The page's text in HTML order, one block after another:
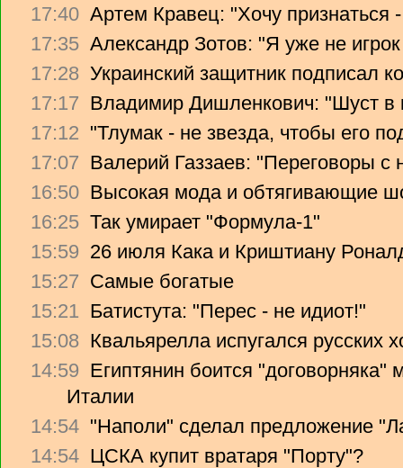
17:40 Артем Кравец: "Хочу признаться
17:35 Александр Зотов: "Я уже не
17:28 Украинский защитник подписал
17:17 Владимир Дишленкович: "Шуст в
17:12 "Тлумак - не звезда, чтобы его
17:07 Валерий Газзаев: "Переговоры с
16:50 Высокая мода и обтягивающие
16:25 Так умирает "Формула-1"
15:59 26 июля Кака и Криштиану
15:27 Самые богатые
15:21 Батистута: "Перес - не идиот!"
15:08 Квальярелла испугался русских
14:59 Египтянин боится
Италии
14:54 "Наполи" сделал предложение
14:54 ЦСКА купит вратаря "Порту"?